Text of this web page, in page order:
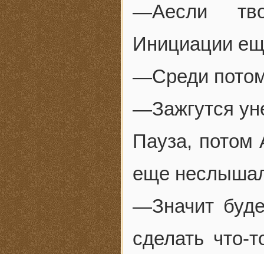
—Аесли
Инициации
—Среди
—Зажгутся
Пауза, потом
еще
—Значит
сделать что-